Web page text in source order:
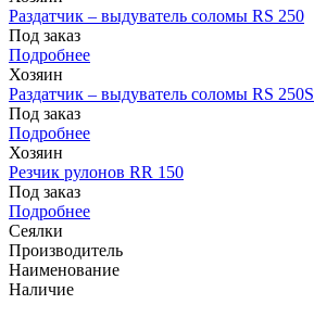
Раздатчик – выдуватель соломы RS 250
Под заказ
Подробнее
Хозяин
Раздатчик – выдуватель соломы RS 250S
Под заказ
Подробнее
Хозяин
Резчик рулонов RR 150
Под заказ
Подробнее
Сеялки
Производитель
Наименование
Наличие